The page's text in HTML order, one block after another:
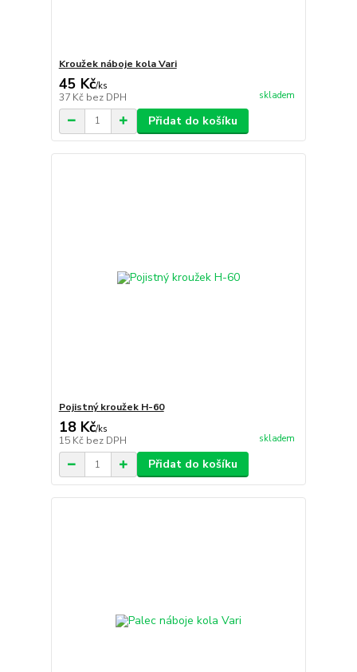
Kroužek náboje kola Vari
45 Kč/ks
37 Kč bez DPH skladem
Přidat do košíku
Pojistný kroužek H-60
18 Kč/ks
15 Kč bez DPH skladem
Přidat do košíku